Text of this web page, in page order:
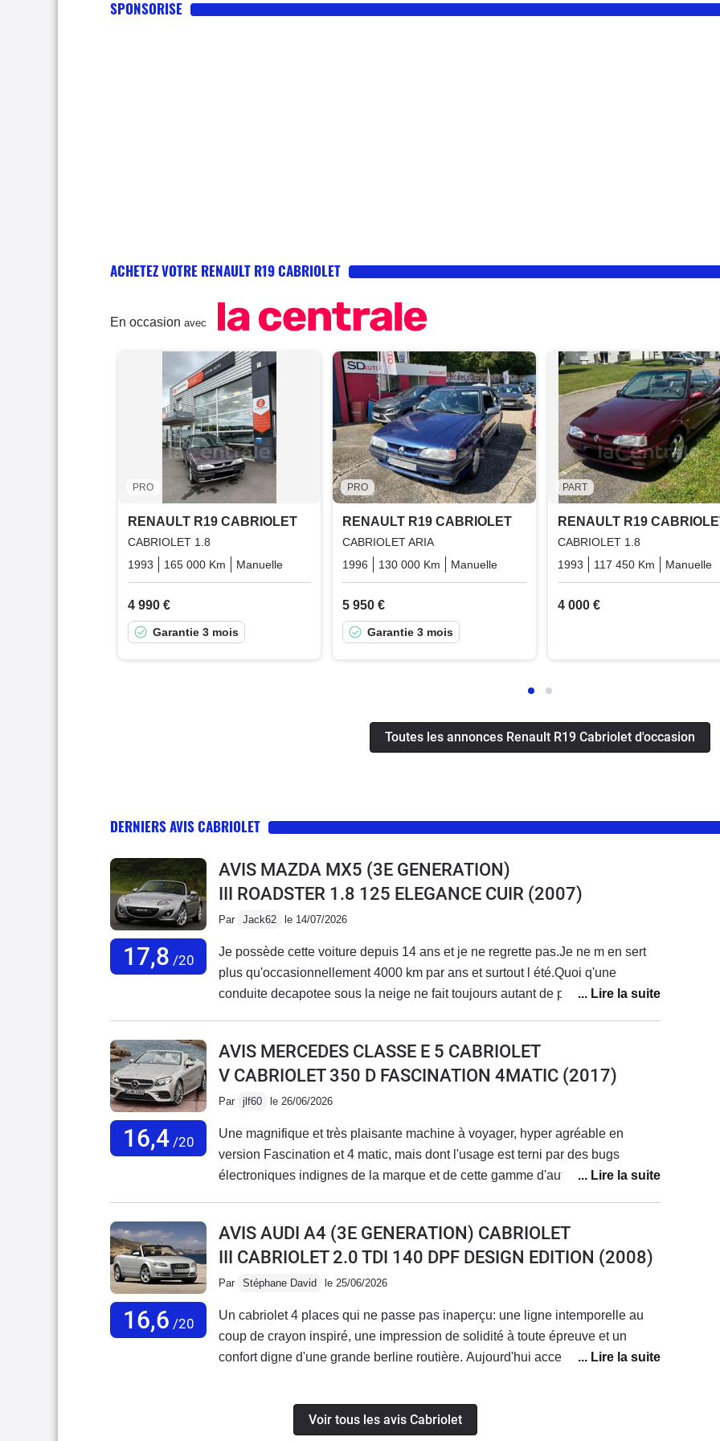
vocation de la voiture, dotée d'un chassis extrême d'efficacité excellent meme sur sol
SPONSORISE
ACHETEZ VOTRE RENAULT R19 CABRIOLET
En occasion avec
PRO
RENAULT R19 CABRIOLET
CABRIOLET 1.8
1993
165 000 Km Manuelle
4 990 €
Garantie 3 mois
PRO
RENAULT R19 CABRIOLET
CABRIOLET ARIA
1996
130 000 Km Manuelle
5 950 €
Garantie 3 mois
PART
RENAULT R19
CABRIOLET 1.8
1993
117 450 Km Manuelle
4 000 €
Toutes les annonces Renault R19 Cabriolet d'occasion
DERNIERS AVIS CABRIOLET
17,8 /20
AVIS MAZDA MX5 (3E GENERATION)
III ROADSTER 1.8 125 ELEGANCE CUIR (2007)
Par Jack62 le 14/07/2026
Je possède cette voiture depuis 14 ans et je ne regrette pas.Je ne m en sert
plus qu'occasionnellement 4000 km par ans et surtout l été.Quoi q'une
conduite decapotee sous la neige ne fait toujours autant de plaisir et je me fait
connu de panne .A part l entretien habituel jamais de séjour au garage.
16,4/20
AVIS MERCEDES CLASSE E 5 CABRIOLET
V CABRIOLET 350 D FASCINATION 4MATIC (2017)
Par jlf60 le 26/06/2026
Une magnifique et très plaisante machine à voyager, hyper agréable en
version Fascination et 4 matic, mais dont l'usage est terni par des bugs
électroniques indignes de la marque et de cette gamme d'auto.Agacé à
revendre, à regret tant à son volant comme à la regarder le plaisir était total.
16,6 /20
AVIS AUDI A4 (3E GENERATION) CABRIOLET
III CABRIOLET 2.0 TDI 140 DPF DESIGN EDITION (2008)
Par Stéphane David le 25/06/2026
Un cabriolet 4 places qui ne passe pas inaperçu: une ligne intemporelle au
coup de crayon inspiré, une impression de solidité à toute épreuve et un
confort digne d'une grande berline routière. Aujourd'hui accessible aux
tourner les têtes. Son budget de fonctionnement reste très raisonnable: des
Voir tous les avis Cabriolet